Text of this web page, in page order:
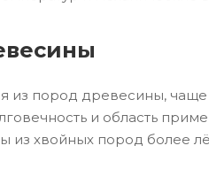
из пород древесины,
и область
из хвойных пород более